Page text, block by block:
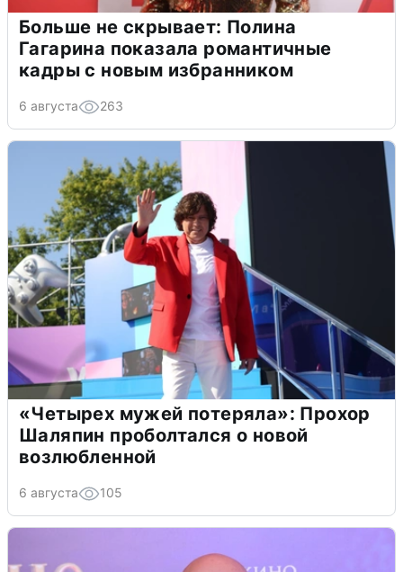
Больше не скрывает: Полина
Гагарина показала романтичные
кадры с новым избранником
6 августа 263
«Четырех мужей потеряла»: Прохор
Шаляпин проболтался о новой
возлюбленной
6 августа 105